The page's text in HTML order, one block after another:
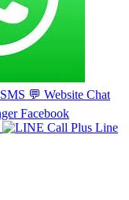
SMS 💬 Website Chat
Facebook
Line